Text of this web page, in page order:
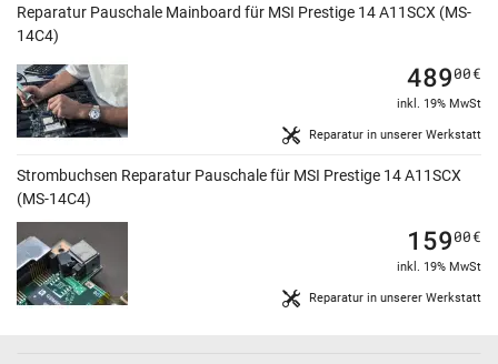
Reparatur Pauschale Mainboard für MSI Prestige 14 A11SCX (MS-
14C4)
Reparatur in unserer Werkstatt
48900€
inkl. 19% MwSt
Strombuchsen Reparatur Pauschale für MSI Prestige 14 A11SCX
(MS-14C4)
Reparatur in unserer Werkstatt
15900€
inkl. 19% MwSt